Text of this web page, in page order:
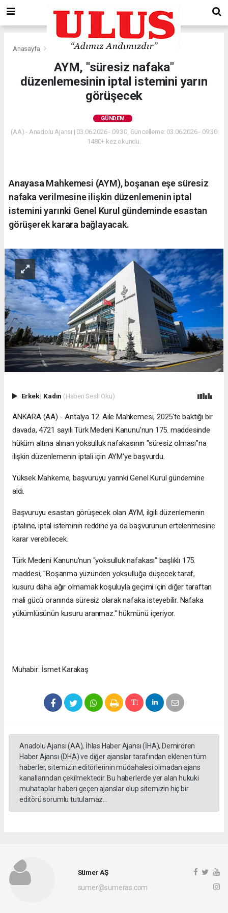
Anasayfa Gündem
AYM, "süresiz nafaka"
düzenlemesinin iptal istemini yarın
görüşecek
GÜNDEM
(AA) - Anadolu Ajansı | 03.06.2026 - 09:30, Güncelleme: 03.06.2026 - 09:30
1480+ kez okundu.
Anayasa Mahkemesi (AYM), boşanan eşe süresiz
nafaka verilmesine ilişkin düzenlemenin iptal
istemini yarınki Genel Kurul gündeminde esastan
görüşerek karara bağlayacak.
Erkek| Kadın (Haberi Sesli Oku)
ANKARA (AA) - Antalya 12. Aile Mahkemesi, 2025'te baktığı bir
davada, 4721 sayılı Türk Medeni Kanunu'nun 175. maddesinde
hüküm altına alınan yoksulluk nafakasının "süresiz olması"na
ilişkin düzenlemenin iptali için AYM'ye başvurdu.
Yüksek Mahkeme, başvuruyu yarınki Genel Kurul gündemine
aldı.
Başvuruyu esastan görüşecek olan AYM, ilgili düzenlemenin
iptaline, iptal isteminin reddine ya da başvurunun ertelenmesine
karar verebilecek.
Türk Medeni Kanunu'nun "yoksulluk nafakası" başlıklı 175.
maddesi, "Boşanma yüzünden yoksulluğa düşecek taraf,
kusuru daha ağır olmamak koşuluyla geçimi için diğer taraftan
mali gücü oranında süresiz olarak nafaka isteyebilir. Nafaka
yükümlüsünün kusuru aranmaz." hükmünü içeriyor.
Muhabir: İsmet Karakaş
Anadolu Ajansı (AA), İhlas Haber Ajansı (İHA), Demirören
Haber Ajansı (DHA) ve diğer ajanslar tarafından eklenen tüm
haberler, sitemizin editörlerinin müdahalesi olmadan ajans
kanallarından çekilmektedir. Bu haberlerde yer alan hukuki
muhataplar haberi geçen ajanslar olup sitemizin hiç bir
editörü sorumlu tutulamaz...
Sümer AŞ
sumer@sumeras.com